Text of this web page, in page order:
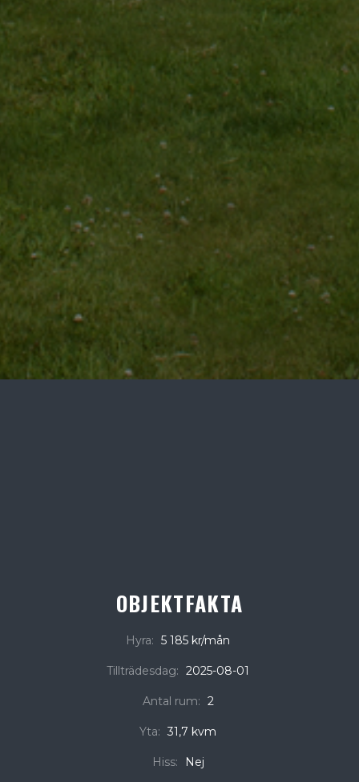
OBJEKTFAKTA
Hyra: 5 185 kr/mån
Tillträdesdag: 2025-08-01
Antal rum: 2
Yta: 31,7 kvm
Hiss: Nej